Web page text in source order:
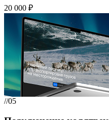
20 000 ₽
//05